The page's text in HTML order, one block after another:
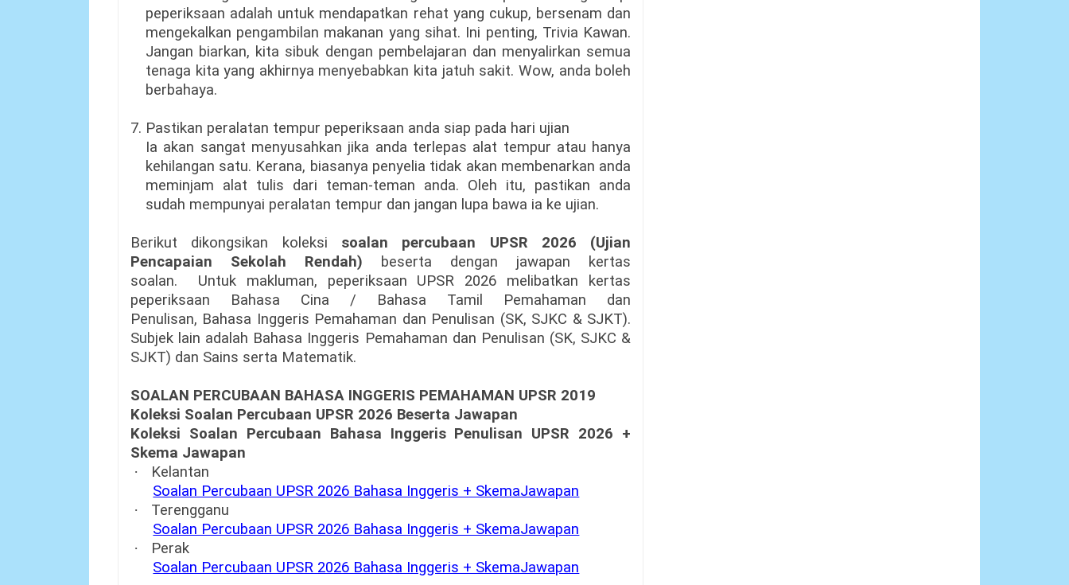
peperiksaan adalah untuk mendapatkan rehat yang cukup, bersenam dan
mengekalkan pengambilan makanan yang sihat. Ini penting, Trivia Kawan.
Jangan biarkan, kita sibuk dengan pembelajaran dan menyalirkan semua
tenaga kita yang akhirnya menyebabkan kita jatuh sakit. Wow, anda boleh
berbahaya.
7. Pastikan peralatan tempur peperiksaan anda siap pada hari ujian
Ia akan sangat menyusahkan jika anda terlepas alat tempur atau hanya
kehilangan satu. Kerana, biasanya penyelia tidak akan membenarkan anda
meminjam alat tulis dari teman-teman anda. Oleh itu, pastikan anda
sudah mempunyai peralatan tempur dan jangan lupa bawa ia ke ujian.
Berikut dikongsikan koleksi soalan percubaan UPSR 2026 (Ujian
Pencapaian Sekolah Rendah) beserta dengan jawapan kertas
soalan.
Untuk makluman, peperiksaan UPSR 2026 melibatkan kertas
peperiksaan Bahasa Cina
/ Bahasa Tamil Pemahaman dan
Penulisan, Bahasa Inggeris Pemahaman dan Penulisan (SK, SJKC & SJKT).
Subjek lain adalah Bahasa Inggeris Pemahaman dan Penulisan (SK, SJKC &
SJKT) dan Sains serta Matematik.
SOALAN PERCUBAAN BAHASA INGGERIS PEMAHAMAN UPSR 2019
Koleksi Soalan Percubaan UPSR 2026 Beserta Jawapan
Koleksi Soalan Percubaan Bahasa Inggeris Penulisan UPSR 2026 +
Skema Jawapan
·
Kelantan
Soalan Percubaan UPSR 2026 Bahasa Inggeris + SkemaJawapan
·
Terengganu
Soalan Percubaan UPSR 2026 Bahasa Inggeris + SkemaJawapan
·
Perak
Soalan Percubaan UPSR 2026 Bahasa Inggeris + SkemaJawapan